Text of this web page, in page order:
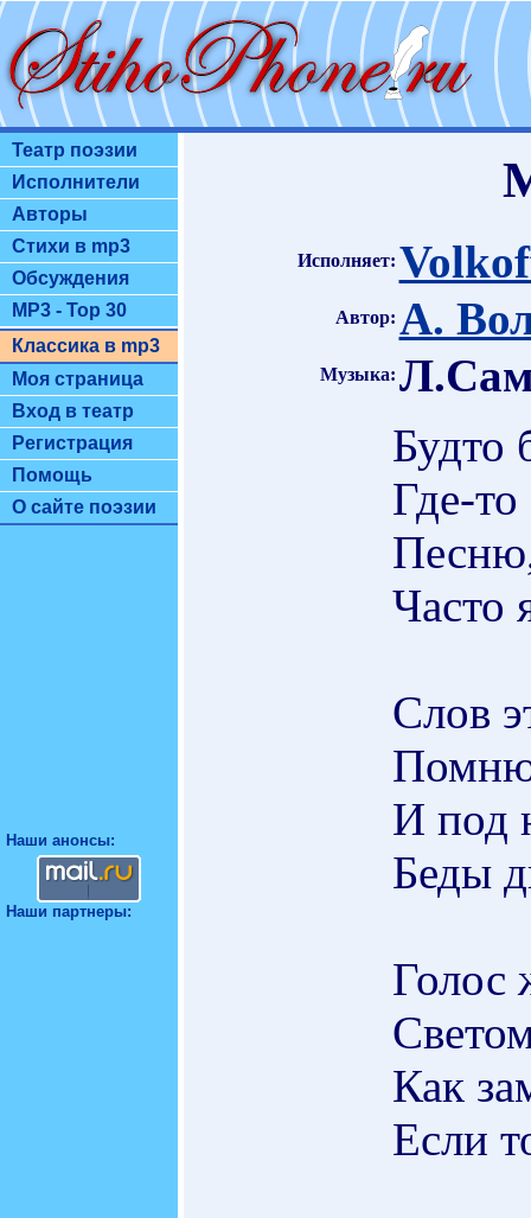
Театр поэзии
Исполнители
Авторы
Стихи в mp3
Обсуждения
MP3 - Top 30
Классика в mp3
Моя страница
Вход в театр
Регистрация
Помощь
О сайте поэзии
Наши анонсы:
Наши партнеры:
Исполняет:
Автор: А.
Музыка:
Будто
Где-
Часто
Слов
Помню
И под
Беды
Голос
Как
Если